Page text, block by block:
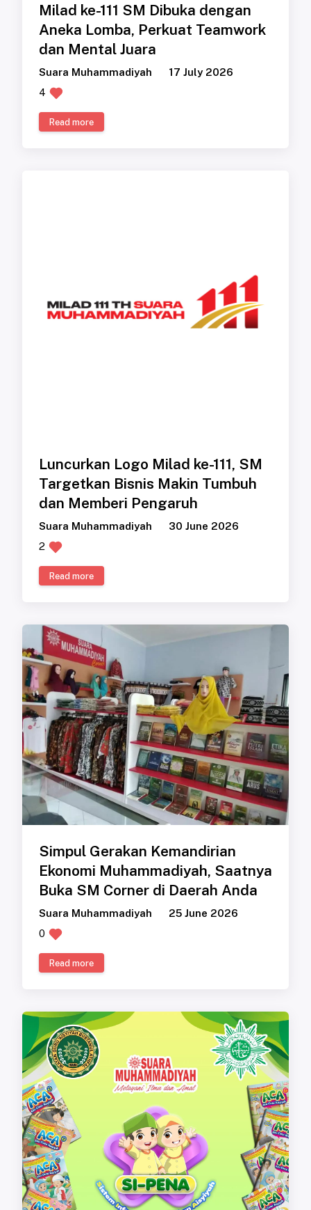
Milad ke-111 SM Dibuka dengan
Aneka Lomba, Perkuat Teamwork
dan Mental Juara
Suara Muhammadiyah
17 July 2026
4
Read more
Luncurkan Logo Milad ke-111, SM
Targetkan Bisnis Makin Tumbuh
dan Memberi Pengaruh
Suara Muhammadiyah
30 June 2026
2
Read more
Simpul Gerakan Kemandirian
Ekonomi Muhammadiyah, Saatnya
Buka SM Corner di Daerah Anda
Suara Muhammadiyah
25 June 2026
0
Read more